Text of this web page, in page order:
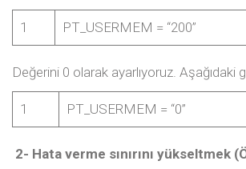
1 PT_USERMEM = “200”
Değerini 0 olarak ayarlıyoruz. Aşağıdaki
1 PT_USERMEM = “0”
2- Hata verme sınırını yükseltmek